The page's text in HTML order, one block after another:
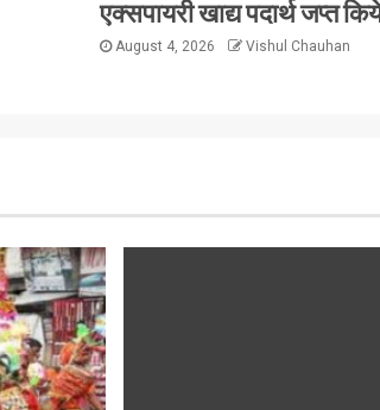
एक्सपायरी खाद्य पदार्थ जप्त
August 4, 2026 Vishul Chauhan